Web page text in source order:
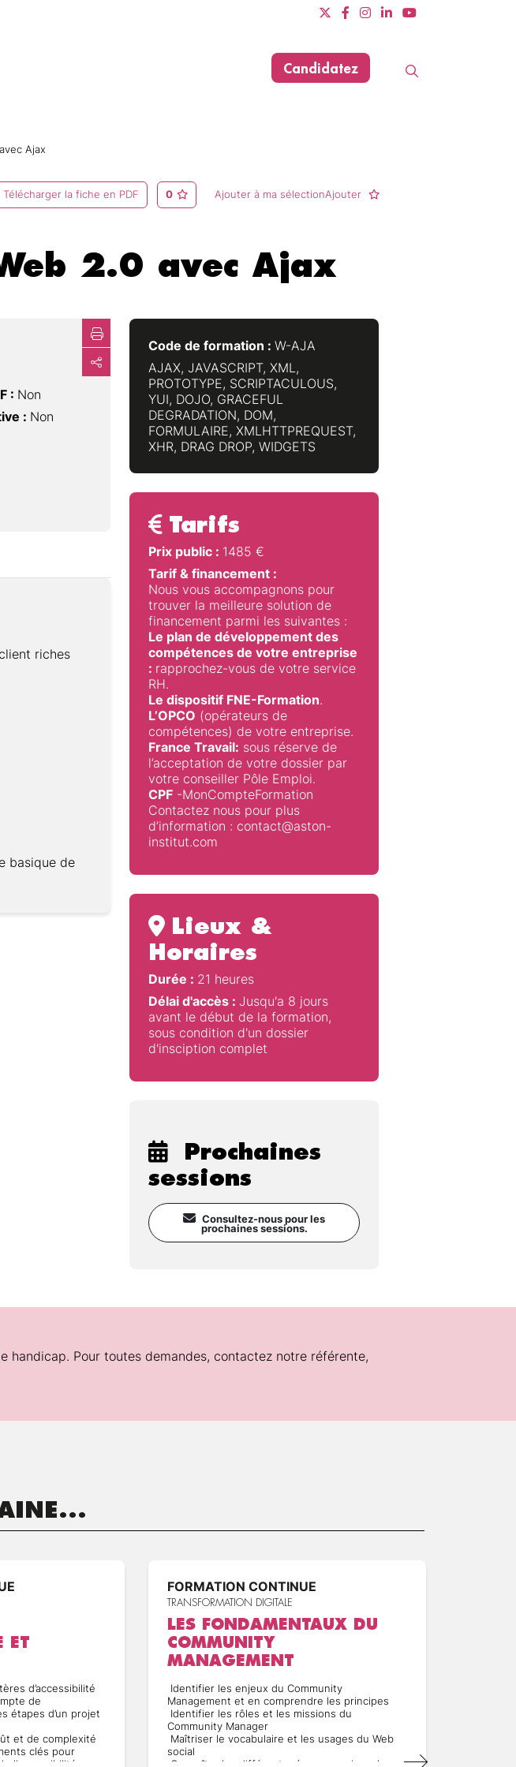
Candidatez
Ajax
Télécharger la fiche en PDF 0 Ajouter à ma sélectionAjouter
2.0 avec Ajax
: Non
: Non
riches
basique de
Code de formation : W-AJA
AJAX, JAVASCRIPT, XML,
PROTOTYPE, SCRIPTACULOUS,
YUI, DOJO, GRACEFUL
DEGRADATION, DOM,
FORMULAIRE, XMLHTTPREQUEST,
XHR, DRAG DROP, WIDGETS
Tarifs
Prix public : 1485 €
Tarif & financement :
Nous vous accompagnons pour
trouver la meilleure solution de
financement parmi les suivantes :
Le plan de développement des
compétences de votre entreprise
: rapprochez-vous de votre service
RH.
Le dispositif FNE-Formation.
L’OPCO (opérateurs de
compétences) de votre entreprise.
France Travail: sous réserve de
l’acceptation de votre dossier par
votre conseiller Pôle Emploi.
CPF -MonCompteFormation
Contactez nous pour plus
d’information : contact@aston-
institut.com
Lieux &
Horaires
Durée : 21 heures
Délai d'accès : Jusqu'a 8 jours
avant le début de la formation,
sous condition d'un dossier
d'insciption complet
Prochaines
sessions
Consultez-nous pour les
prochaines sessions.
handicap. Pour toutes demandes, contactez notre référente,
ET
d’accessibilité
de
étapes d’un projet
et de complexité
clés pour
l’accessibilité
FORMATION CONTINUE
TRANSFORMATION DIGITALE
LES FONDAMENTAUX DU
COMMUNITY
MANAGEMENT
Identifier les enjeux du Community
Management et en comprendre les principes
Identifier les rôles et les missions du
Community Manager
Maîtriser le vocabulaire et les usages du Web
social
Connaître les différents réseaux sociaux, leurs